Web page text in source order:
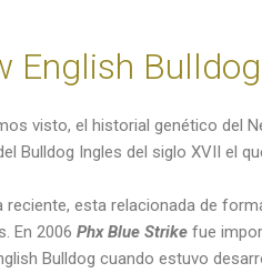
English Bulldog
visto, el historial genético del
Bulldog Ingles del siglo XVII el
reciente, esta relacionada de
En 2006Phx Blue Strike fue
Bulldog cuando estuvo